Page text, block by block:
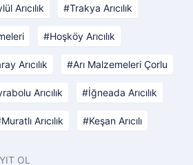
Arıcılık Trakya Arıcılık
Hoşköy Arıcılık
Arıcılık Arı Malzemeleri Çorlu
Arıcılık İğneada Arıcılık
Muratlı Arıcılık Keşan Arıcılı
OL